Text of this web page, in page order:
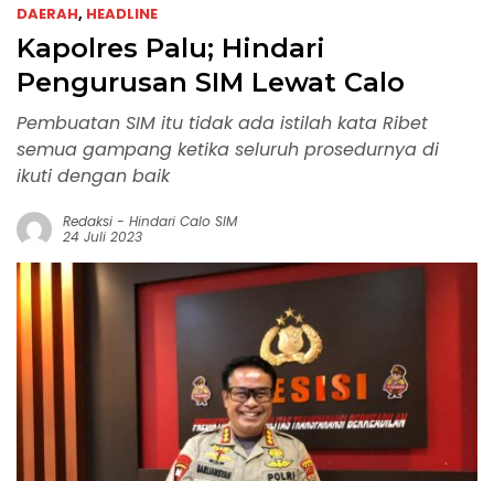
DAERAH, HEADLINE
Kapolres Palu; Hindari
Pengurusan SIM Lewat Calo
Pembuatan SIM itu tidak ada istilah kata Ribet
semua gampang ketika seluruh prosedurnya di
ikuti dengan baik
Redaksi - Hindari Calo SIM
24 Juli 2023